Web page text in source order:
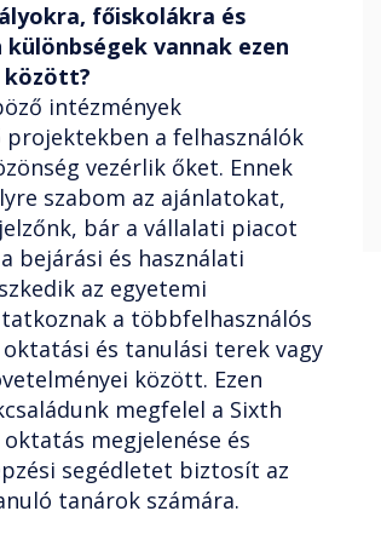
főiskolákra és
vannak ezen
között?
intézmények
a felhasználók
vezérlik őket. Ennek
szabom az ajánlatokat,
bár a vállalati piacot
bejárási és használati
az egyetemi
a többfelhasználós
és tanulási terek vagy
között. Ezen
megfelel a Sixth
megjelenése és
segédletet biztosít az
tanárok számára.